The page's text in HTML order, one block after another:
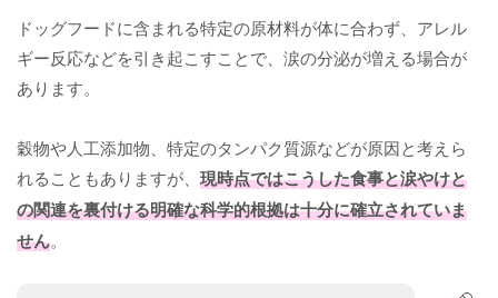
ドッグフードに含まれる特定の原材料が体に合わず、アレル
ギー反応などを引き起こすことで、涙の分泌が増える場合が
あります。
穀物や人工添加物、特定のタンパク質源などが原因と考えら
れることもありますが、 現時点ではこうした食事と涙やけと
の関連を裏付ける明確な科学的根拠は十分に確立されていま
せん。